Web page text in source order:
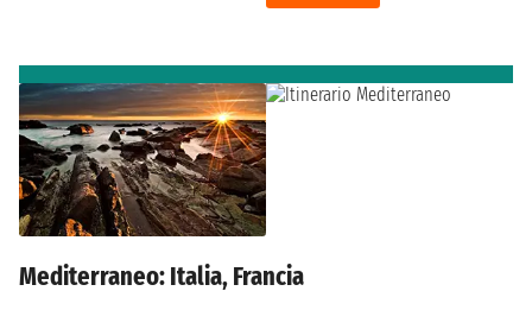
Mediterraneo: Italia, Francia